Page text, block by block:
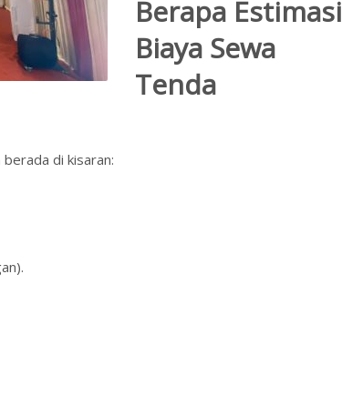
Berapa Estimasi
Biaya Sewa
Tenda
di kisaran: